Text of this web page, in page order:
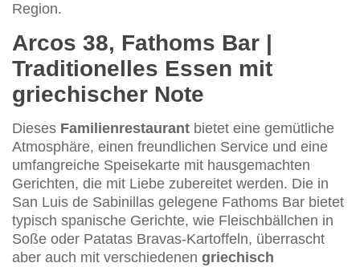
Region.
Arcos 38, Fathoms Bar |
Traditionelles Essen mit
griechischer Note
Dieses Familienrestaurant bietet eine gemütliche
Atmosphäre, einen freundlichen Service und eine
umfangreiche Speisekarte mit hausgemachten
Gerichten, die mit Liebe zubereitet werden. Die in
San Luis de Sabinillas gelegene Fathoms Bar bietet
typisch spanische Gerichte, wie Fleischbällchen in
Soße oder Patatas Bravas-Kartoffeln, überrascht
aber auch mit verschiedenen griechisch